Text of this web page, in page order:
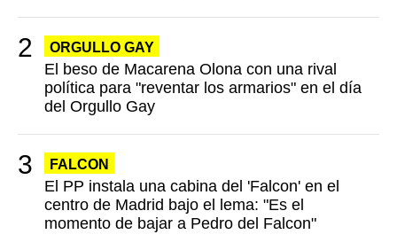
ORGULLO GAY
El beso de Macarena Olona con una rival
política para "reventar los armarios" en el día
del Orgullo Gay
FALCON
El PP instala una cabina del 'Falcon' en el
centro de Madrid bajo el lema: "Es el
momento de bajar a Pedro del Falcon"